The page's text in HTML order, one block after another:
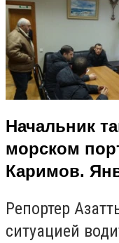
Начальник
морском
Каримов.
Репортер
ситуацией